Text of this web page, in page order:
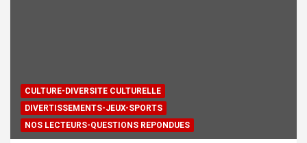
CULTURE-DIVERSITE CULTURELLE
DIVERTISSEMENTS-JEUX-SPORTS
NOS LECTEURS-QUESTIONS REPONDUES